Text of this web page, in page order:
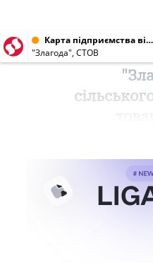
Карта підприємства від 15.06.2002 № 30827948
"Злагода", СТОВ